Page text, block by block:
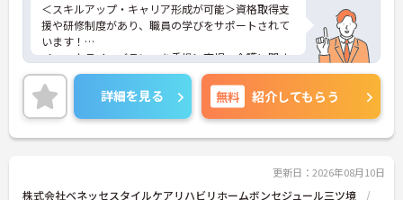
＜スキルアップ・キャリア形成が可能＞資格取得支
援や研修制度があり、職員の学びをサポートされて
います！
＜ワークライフバランスを重視＞育児・介護に関す
る制度や社宅制度、各種手当など、長く安心して働
きやすい環境が整っています。
＜寄り添ったケアの実施＞利用者さまに深く寄り添
ったサービスの提供を目指し、職員の専門性を高め
るような人材育成にも注力されています。
詳細をお話ししますのでお気軽にご相談ください！
詳細を見る 無料 紹介してもらう
更新日：2026年08月10日
株式会社ベネッセスタイルケアリハビリホームボンセジュール三ツ境